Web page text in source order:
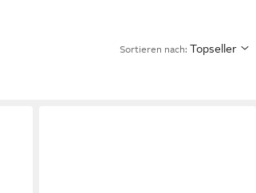
Sortieren nach: Topseller